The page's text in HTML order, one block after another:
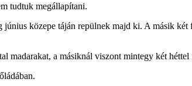
tudtuk megállapítani.
közepe táján repülnek majd ki. A másik
madarakat, a másiknál viszont mintegy két